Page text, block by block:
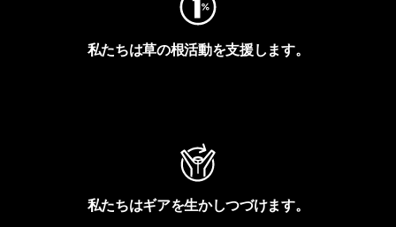
私たちは草の根活動を支援します。
私たちはギアを生かしつづけます。